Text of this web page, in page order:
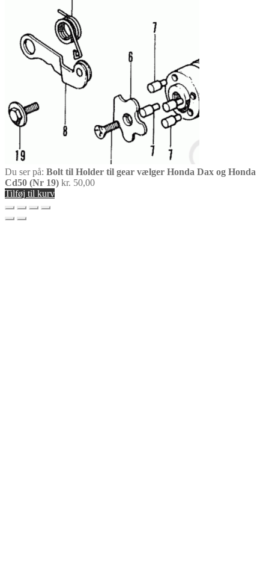
Du ser på: Bolt til Holder til gear vælger Honda Dax og Honda
Cd50 (Nr 19) kr. 50,00
Tilføj til kurv